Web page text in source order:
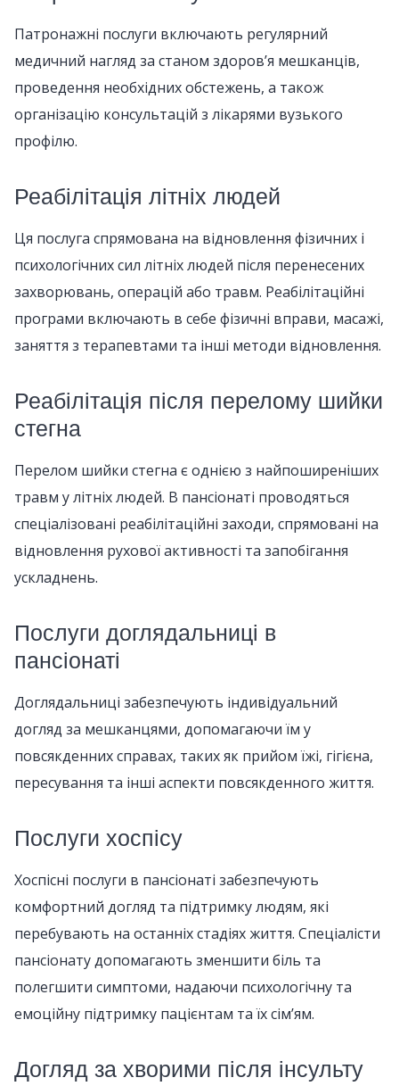
Патронажні послуги включають регулярний
медичний нагляд за станом здоров’я мешканців,
проведення необхідних обстежень, а також
організацію консультацій з лікарями вузького
профілю.
Реабілітація літніх людей
Ця послуга спрямована на відновлення фізичних і
психологічних сил літніх людей після перенесених
захворювань, операцій або травм. Реабілітаційні
програми включають в себе фізичні вправи, масажі,
заняття з терапевтами та інші методи відновлення.
Реабілітація після перелому шийки
стегна
Перелом шийки стегна є однією з найпоширеніших
травм у літніх людей. В пансіонаті проводяться
спеціалізовані реабілітаційні заходи, спрямовані на
відновлення рухової активності та запобігання
ускладнень.
Послуги доглядальниці в
пансіонаті
Доглядальниці забезпечують індивідуальний
догляд за мешканцями, допомагаючи їм у
повсякденних справах, таких як прийом їжі, гігієна,
пересування та інші аспекти повсякденного життя.
Послуги хоспісу
Хоспісні послуги в пансіонаті забезпечують
комфортний догляд та підтримку людям, які
перебувають на останніх стадіях життя. Спеціалісти
пансіонату допомагають зменшити біль та
полегшити симптоми, надаючи психологічну та
емоційну підтримку пацієнтам та їх сім’ям.
Догляд за хворими після інсульту